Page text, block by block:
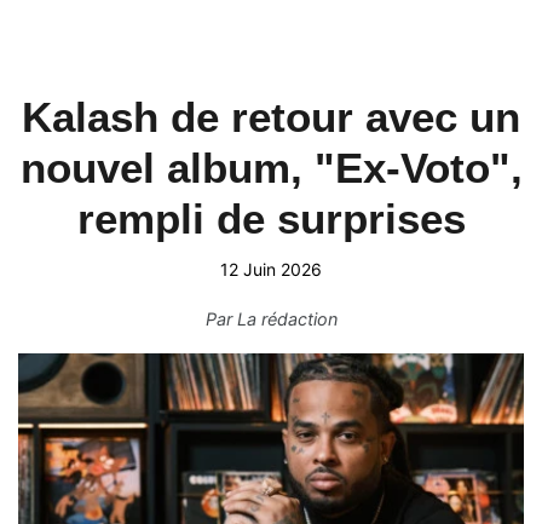
Kalash de retour avec un
nouvel album, "Ex-Voto",
rempli de surprises
12 Juin 2026
ParLa rédaction